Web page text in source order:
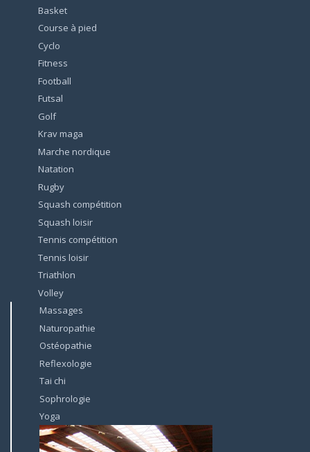
Basket
Course à pied
Cyclo
Fitness
Football
Futsal
Golf
Krav maga
Marche nordique
Natation
Rugby
Squash compétition
Squash loisir
Tennis compétition
Tennis loisir
Triathlon
Volley
Massages
Naturopathie
Ostéopathie
Reflexologie
Tai chi
Sophrologie
Yoga